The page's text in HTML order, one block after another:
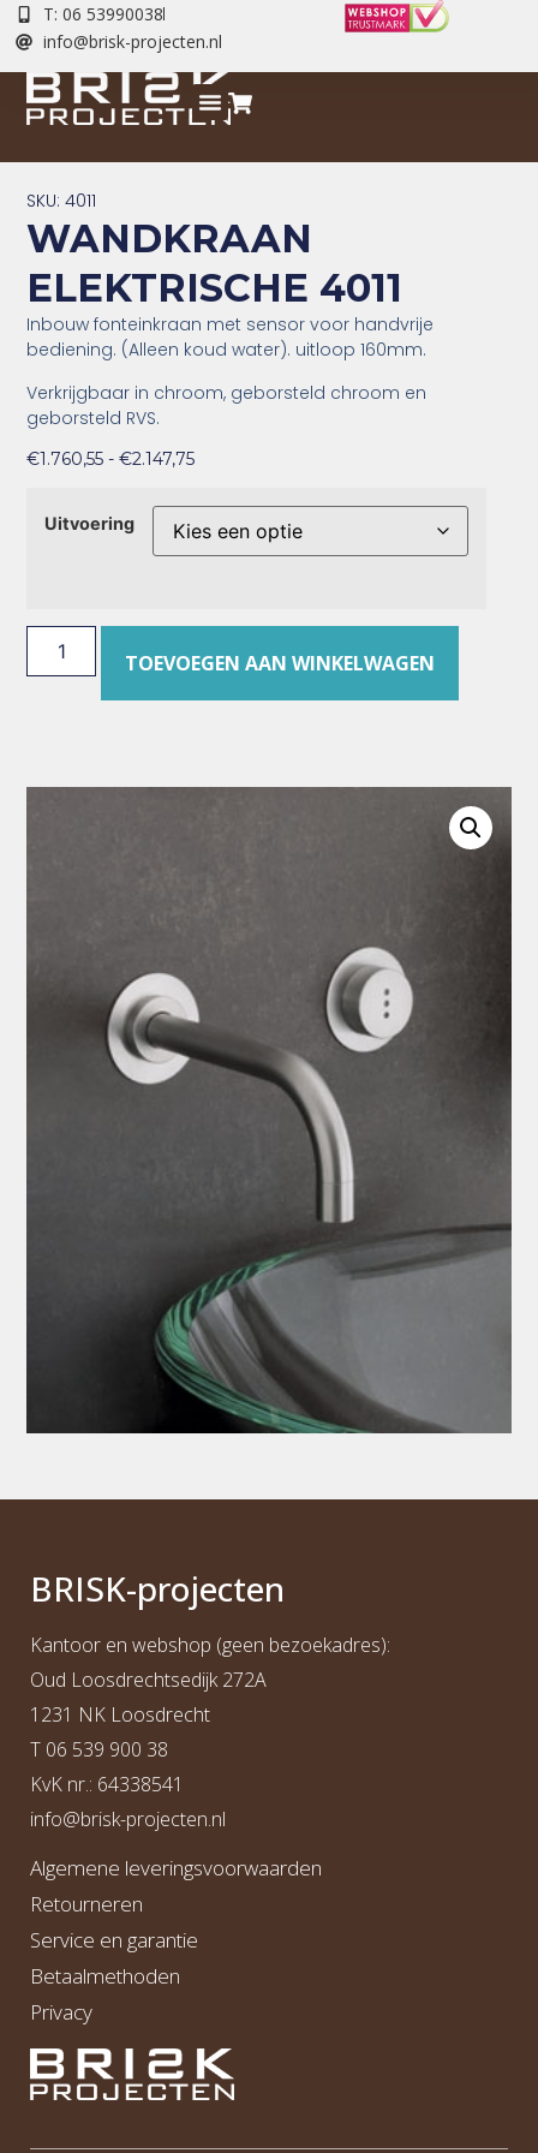
T: 06 53990038
info@brisk-projecten.nl
SKU: 4011
WANDKRAAN
ELEKTRISCHE 4011
Inbouw fonteinkraan met sensor voor handvrije
bediening. (Alleen koud water). uitloop 160mm.
Verkrijgbaar in chroom, geborsteld chroom en
geborsteld RVS.
€1.760,55 - €2.147,75
Uitvoering
TOEVOEGEN AAN WINKELWAGEN
BRISK-projecten
Kantoor en webshop (geen bezoekadres):
Oud Loosdrechtsedijk 272A
1231 NK Loosdrecht
T 06 539 900 38
KvK nr.: 64338541
info@brisk-projecten.nl
Algemene leveringsvoorwaarden
Retourneren
Service en garantie
Betaalmethoden
Privacy